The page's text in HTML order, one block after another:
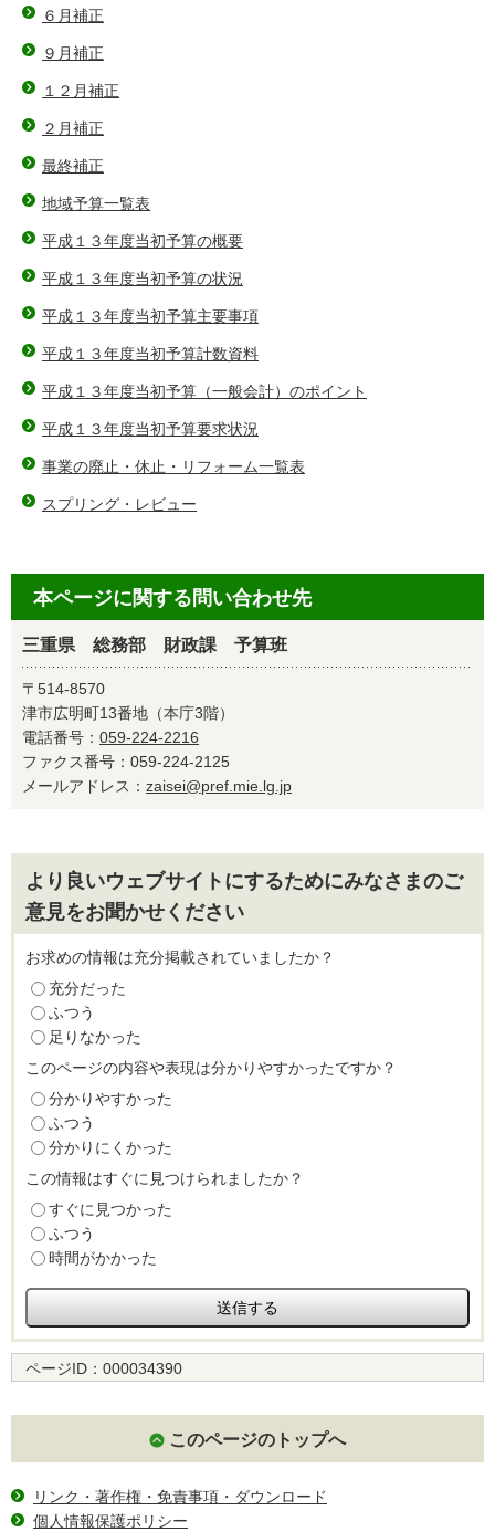
６月補正
９月補正
１２月補正
２月補正
最終補正
地域予算一覧表
平成１３年度当初予算の概要
平成１３年度当初予算の状況
平成１３年度当初予算主要事項
平成１３年度当初予算計数資料
平成１３年度当初予算（一般会計）のポイント
平成１３年度当初予算要求状況
事業の廃止・休止・リフォーム一覧表
スプリング・レビュー
本ページに関する問い合わせ先
三重県 総務部 財政課 予算班
〒514-8570
津市広明町13番地（本庁3階）
電話番号： 059-224-2216
ファクス番号：059-224-2125
メールアドレス： zaisei@pref.mie.lg.jp
より良いウェブサイトにするためにみなさまのご
意見をお聞かせください
お求めの情報は充分掲載されていましたか？
充分だった
ふつう
足りなかった
このページの内容や表現は分かりやすかったですか？
分かりやすかった
ふつう
分かりにくかった
この情報はすぐに見つけられましたか？
すぐに見つかった
ふつう
時間がかかった
ページID： 000034390
このページのトップへ
リンク・著作権・免責事項・ダウンロード
個人情報保護ポリシー